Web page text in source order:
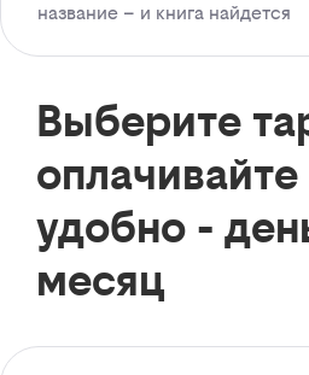
название – и книга найдется
Выберите
оплачивайте
удобно -
месяц